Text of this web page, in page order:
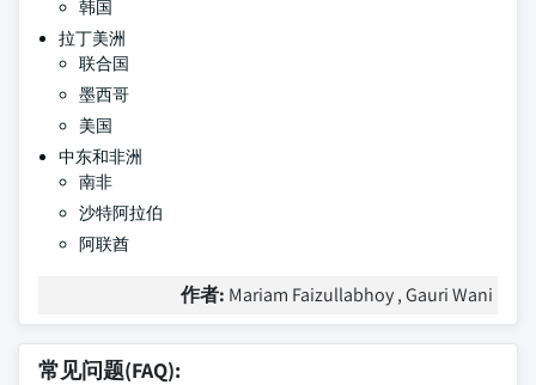
韩国
拉丁美洲
联合国
墨西哥
美国
中东和非洲
南非
沙特阿拉伯
阿联酋
作者: Mariam Faizullabhoy , Gauri Wani
常见问题(FAQ):